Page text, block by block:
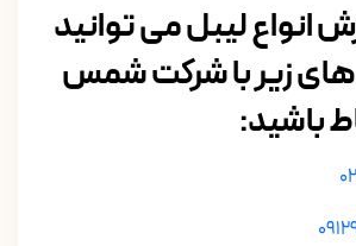
لیبل می ­توانید
های زیر با شرکت شمس
باشید: